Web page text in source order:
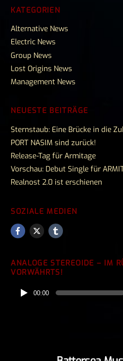
KATEGORIEN
Alternative News
Electric News
Group News
Lost Origins News
Management News
NEUESTE BEITRÄGE
Sternstaub: Eine Brücke in die
PORT NASIM sind zurück!
Release-Tag für Armitage
Vorschau: Debut Single für
Realnost 2.0 ist erschienen
SOZIALE MEDIEN
ANALOGE STEREOIDE – IM
VORWÄHRTS!
00:00